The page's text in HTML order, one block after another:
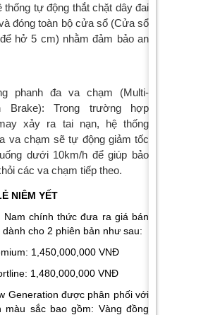
thống tự động thắt chặt dây đai
đóng toàn bộ cửa sổ (Cửa sổ
hở 5 cm) nhằm đảm bảo an
phanh đa va chạm (Multi-
Brake): Trong trường hợp
xảy ra tai nạn, hệ thống
va chạm sẽ tự động giảm tốc
dưới 10km/h để giúp bảo
các va chạm tiếp theo.
NIÊM YẾT
Nam chính thức đưa ra giá bán
dành cho 2 phiên bản như sau:
1,450,000,000 VNĐ
1,480,000,000 VNĐ
Generation được phân phối với
màu sắc bao gồm: Vàng đồng